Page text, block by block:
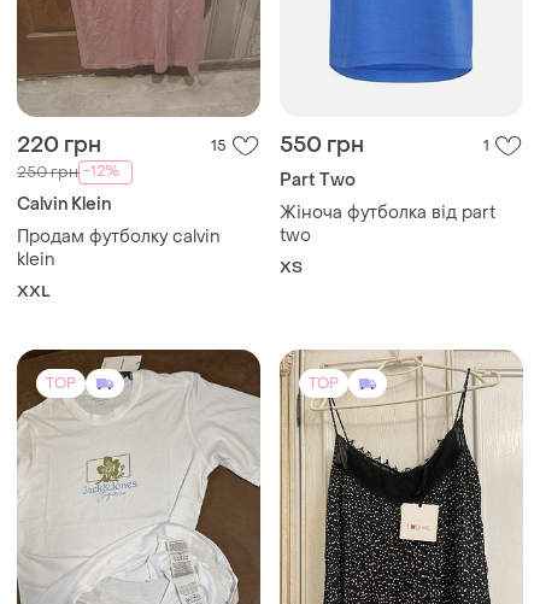
220 грн 15
250 грн -12%
Calvin Klein
Продам футболку calvin
klein
XXL
550 грн 1
Part Two
Жіноча футболка від part
two
ХS
TOP TOP